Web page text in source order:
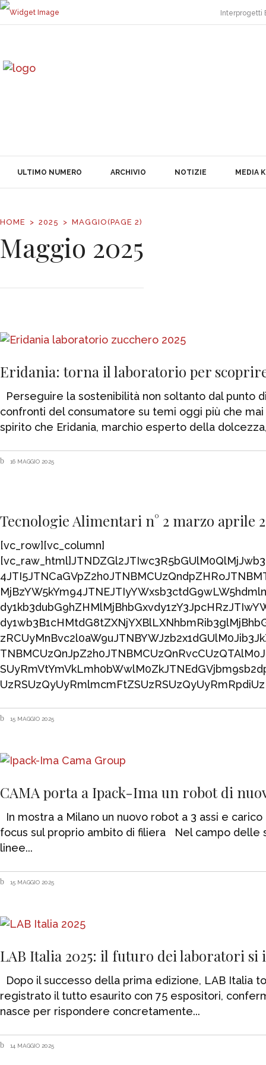
Interprogetti
ULTIMO NUMERO ARCHIVIO NOTIZIE MEDIA
ULTIMO NUMERO
HOME 2025 MAGGIO(PAGE 2)
Maggio 2025
Eridania: torna il laboratorio per
Perseguire la sostenibilità non soltanto dal punto
confronti del consumatore su temi oggi più che mai
spirito che Eridania, marchio esperto della
16 MAGGIO 2025
Tecnologie Alimentari n° 2 marzo aprile
[vc_row][vc_column]
15 MAGGIO 2025
CAMA porta a Ipack-Ima un robot di
In mostra a Milano un nuovo robot a 3 assi e
focus sul proprio ambito di filiera Nel campo delle
linee
15 MAGGIO 2025
LAB Italia 2025: il futuro dei laboratori
Dopo il successo della prima edizione, LAB Italia
registrato il tutto esaurito con 75 espositori,
nasce per rispondere concretamente
14 MAGGIO 2025